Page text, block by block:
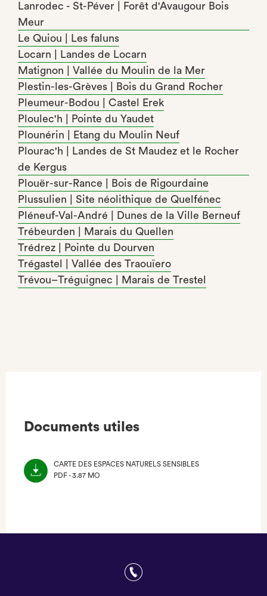
Lanrodec - St-Péver | Forêt d'Avaugour Bois
Meur
Le Quiou | Les faluns
Locarn | Landes de Locarn
Matignon | Vallée du Moulin de la Mer
Plestin-les-Grèves | Bois du Grand Rocher
Pleumeur-Bodou | Castel Erek
Ploulec'h | Pointe du Yaudet
Plounérin | Etang du Moulin Neuf
Plourac'h | Landes de St Maudez et le Rocher
de Kergus
Plouër-sur-Rance | Bois de Rigourdaine
Plussulien | Site néolithique de Quelfénec
Pléneuf-Val-André | Dunes de la Ville Berneuf
Trébeurden | Marais du Quellen
Trédrez | Pointe du Dourven
Trégastel | Vallée des Traouïero
Trévou–Tréguignec | Marais de Trestel
Documents utiles
CARTE DES ESPACES NATURELS SENSIBLES
PDF - 3.87 MO